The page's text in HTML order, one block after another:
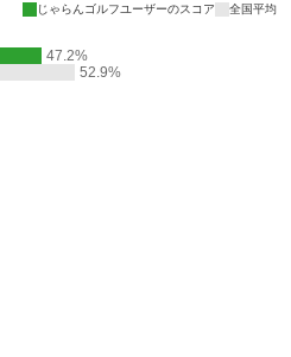
じゃらんゴルフユーザーのスコア
全国平均
47.2%
52.9%